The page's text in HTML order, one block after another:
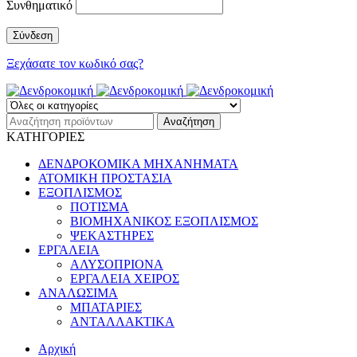
Συνθηματικό
Ξεχάσατε τον κωδικό σας?
ΚΑΤΗΓΟΡΙΕΣ
ΔΕΝΔΡΟΚΟΜΙΚΑ ΜΗΧΑΝΗΜΑΤΑ
ΑΤΟΜΙΚΗ ΠΡΟΣΤΑΣΙΑ
ΕΞΟΠΛΙΣΜΟΣ
ΠΟΤΙΣΜΑ
ΒΙΟΜΗΧΑΝΙΚΟΣ ΕΞΟΠΛΙΣΜΟΣ
ΨΕΚΑΣΤΗΡΕΣ
ΕΡΓΑΛΕΙΑ
ΑΛΥΣΟΠΡΙΟΝΑ
ΕΡΓΑΛΕΙΑ ΧΕΙΡΟΣ
ΑΝΑΛΩΣΙΜΑ
ΜΠΑΤΑΡΙΕΣ
ΑΝΤΑΛΛΑΚΤΙΚΑ
Αρχική